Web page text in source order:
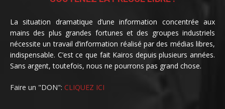
La situation dramatique d’une information concentrée aux
mains des plus grandes fortunes et des groupes industriels
nécessite un travail d’information réalisé par des médias libres,
indispensable. C’est ce que fait Kairos depuis plusieurs années.
Sans argent, toutefois, nous ne pourrons pas grand chose.
Faire un "DON": CLIQUEZ ICI